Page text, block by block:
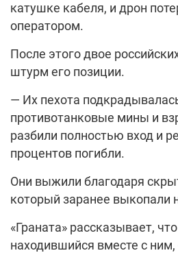
катушке кабеля, и дрон
оператором.
После этого двое
штурм его позиции.
— Их пехота
противотанковые мины и
разбили полностью вход и
процентов погибли.
Они выжили благодаря
который заранее выкопали
«Граната» рассказывает,
находившийся вместе с